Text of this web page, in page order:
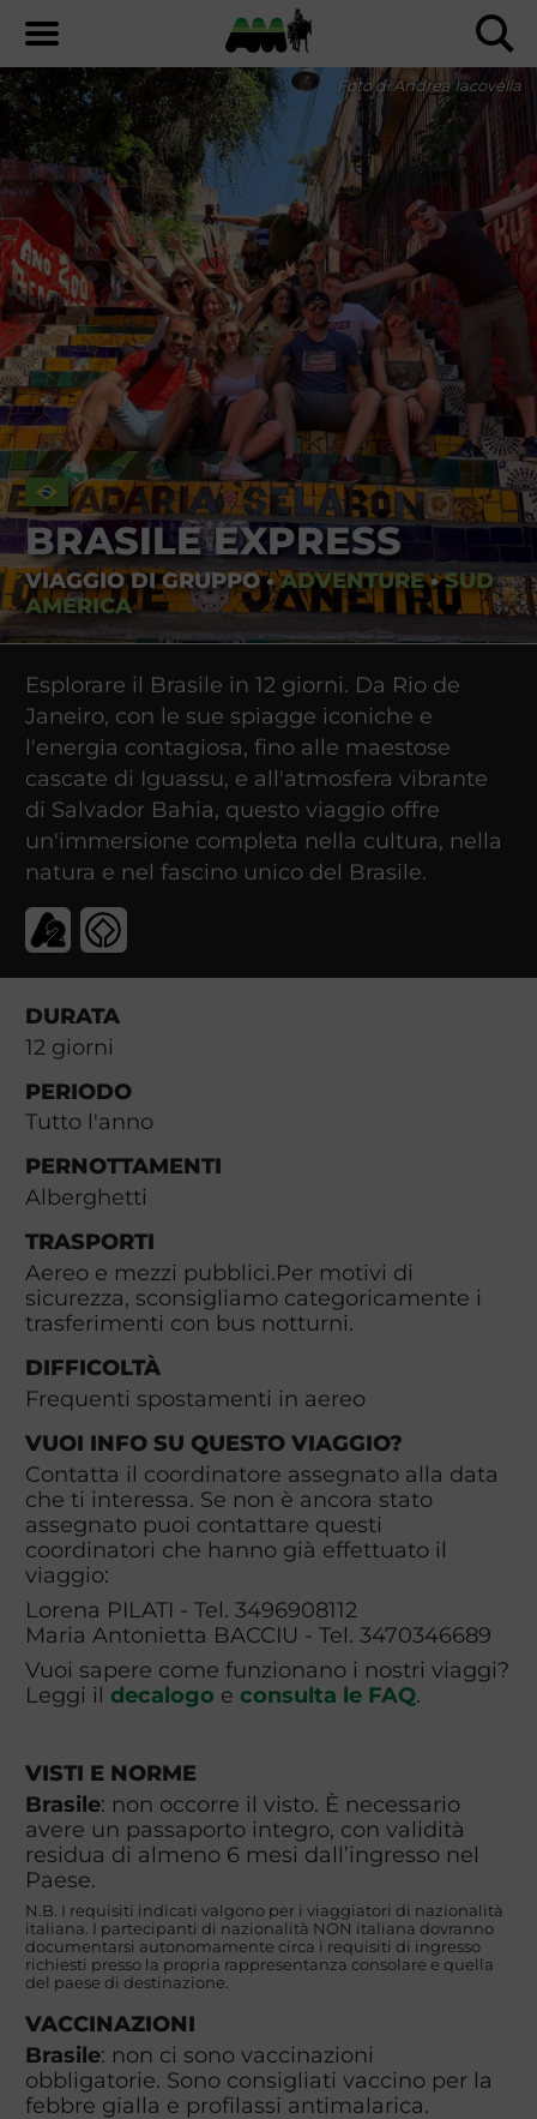
BRASILE EXPRESS
VIAGGIO DI GRUPPO•ADVENTURE•SUD
AMERICA
Foto di Andrea Iacovella
Esplorare il Brasile in 12 giorni. Da Rio de
Janeiro, con le sue spiagge iconiche e
l'energia contagiosa, fino alle maestose
cascate di Iguassu, e all'atmosfera vibrante
di Salvador Bahia, questo viaggio offre
un'immersione completa nella cultura, nella
natura e nel fascino unico del Brasile.
DURATA
12 giorni
PERIODO
Tutto l'anno
PERNOTTAMENTI
Alberghetti
TRASPORTI
Aereo e mezzi pubblici.Per motivi di
sicurezza, sconsigliamo categoricamente i
trasferimenti con bus notturni.
DIFFICOLTÀ
Frequenti spostamenti in aereo
VUOI INFO SU QUESTO VIAGGIO?
Contatta il coordinatore assegnato alla data
che ti interessa. Se non è ancora stato
assegnato puoi contattare questi
coordinatori che hanno già effettuato il
viaggio:
Lorena PILATI - Tel. 3496908112
Maria Antonietta BACCIU - Tel. 3470346689
Vuoi sapere come funzionano i nostri viaggi?
Leggi il decalogo e consulta le FAQ.
VISTI E NORME
Brasile: non occorre il visto. È necessario
avere un passaporto integro, con validità
residua di almeno 6 mesi dall’ingresso nel
Paese.
N.B. I requisiti indicati valgono per i viaggiatori di nazionalità
italiana. I partecipanti di nazionalità NON italiana dovranno
documentarsi autonomamente circa i requisiti di ingresso
richiesti presso la propria rappresentanza consolare e quella
del paese di destinazione.
VACCINAZIONI
Brasile: non ci sono vaccinazioni
obbligatorie. Sono consigliati vaccino per la
febbre gialla e profilassi antimalarica.